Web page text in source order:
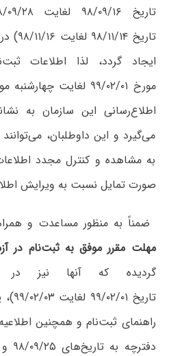
تاریخ
ایجاد گردد، لذا اطلاعات
مورخ ۹۹/۰۲/۰۱ لغایت چهارشنبه مورخ ۹۹/۰۲/۰۳
اطلاع‌رسانی این سازمان به
می‌گیرد و این داوطلبان،
به مشاهده و کنترل مجدد
صورت تمایل نسبت به ویرایش
ضمناً به منظور مساعدت و
مهلت مقرر موفق به ثبت‌نام در
گردیده که آنها نیز در
راهنمای ثبت‌نام و همچنین